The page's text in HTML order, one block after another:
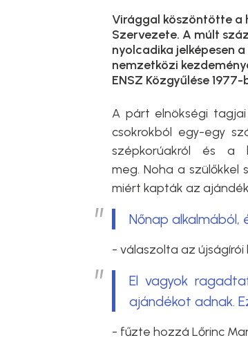
Virággal köszöntötte a
Szervezete. A múlt
nyolcadika jelképesen
nemzetközi
ENSZ Közgyűlése
A párt elnökségi
csokrokból egy-egy
szépkorúakról és a
meg. Noha a szülőkkel
miért kapták az
Nőnap alkalmából,
- válaszolta az újságírói
El vagyok
ajándékot adnak.
- fűzte hozzá Lőrinc